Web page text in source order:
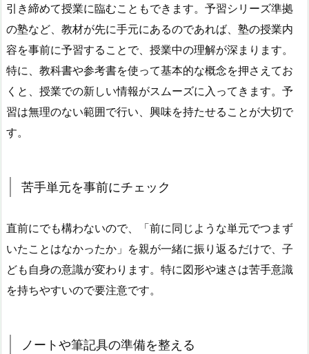
引き締めて授業に臨むこともできます。予習シリーズ準拠
の塾など、教材が先に手元にあるのであれば、 塾の授業内
容を事前に予習することで、授業中の理解が深まります。
特に、教科書や参考書を使って基本的な概念を押さえてお
くと、授業での新しい情報がスムーズに入ってきます。 予
習は無理のない範囲で行い、興味を持たせることが大切で
す。
苦手単元を事前にチェック
直前にでも構わないので、「前に同じような単元でつまず
いたことはなかったか」を親が一緒に振り返るだけで、子
ども自身の意識が変わります。特に図形や速さは苦手意識
を持ちやすいので要注意です。
ノートや筆記具の準備を整える